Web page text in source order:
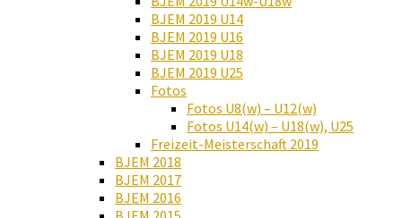
BJEM 2019 U14
BJEM 2019 U16
BJEM 2019 U18
BJEM 2019 U25
Fotos
Fotos U8(w) – U12(w)
Fotos U14(w) – U18(w), U25
Freizeit-Meisterschaft 2019
BJEM 2018
BJEM 2017
BJEM 2016